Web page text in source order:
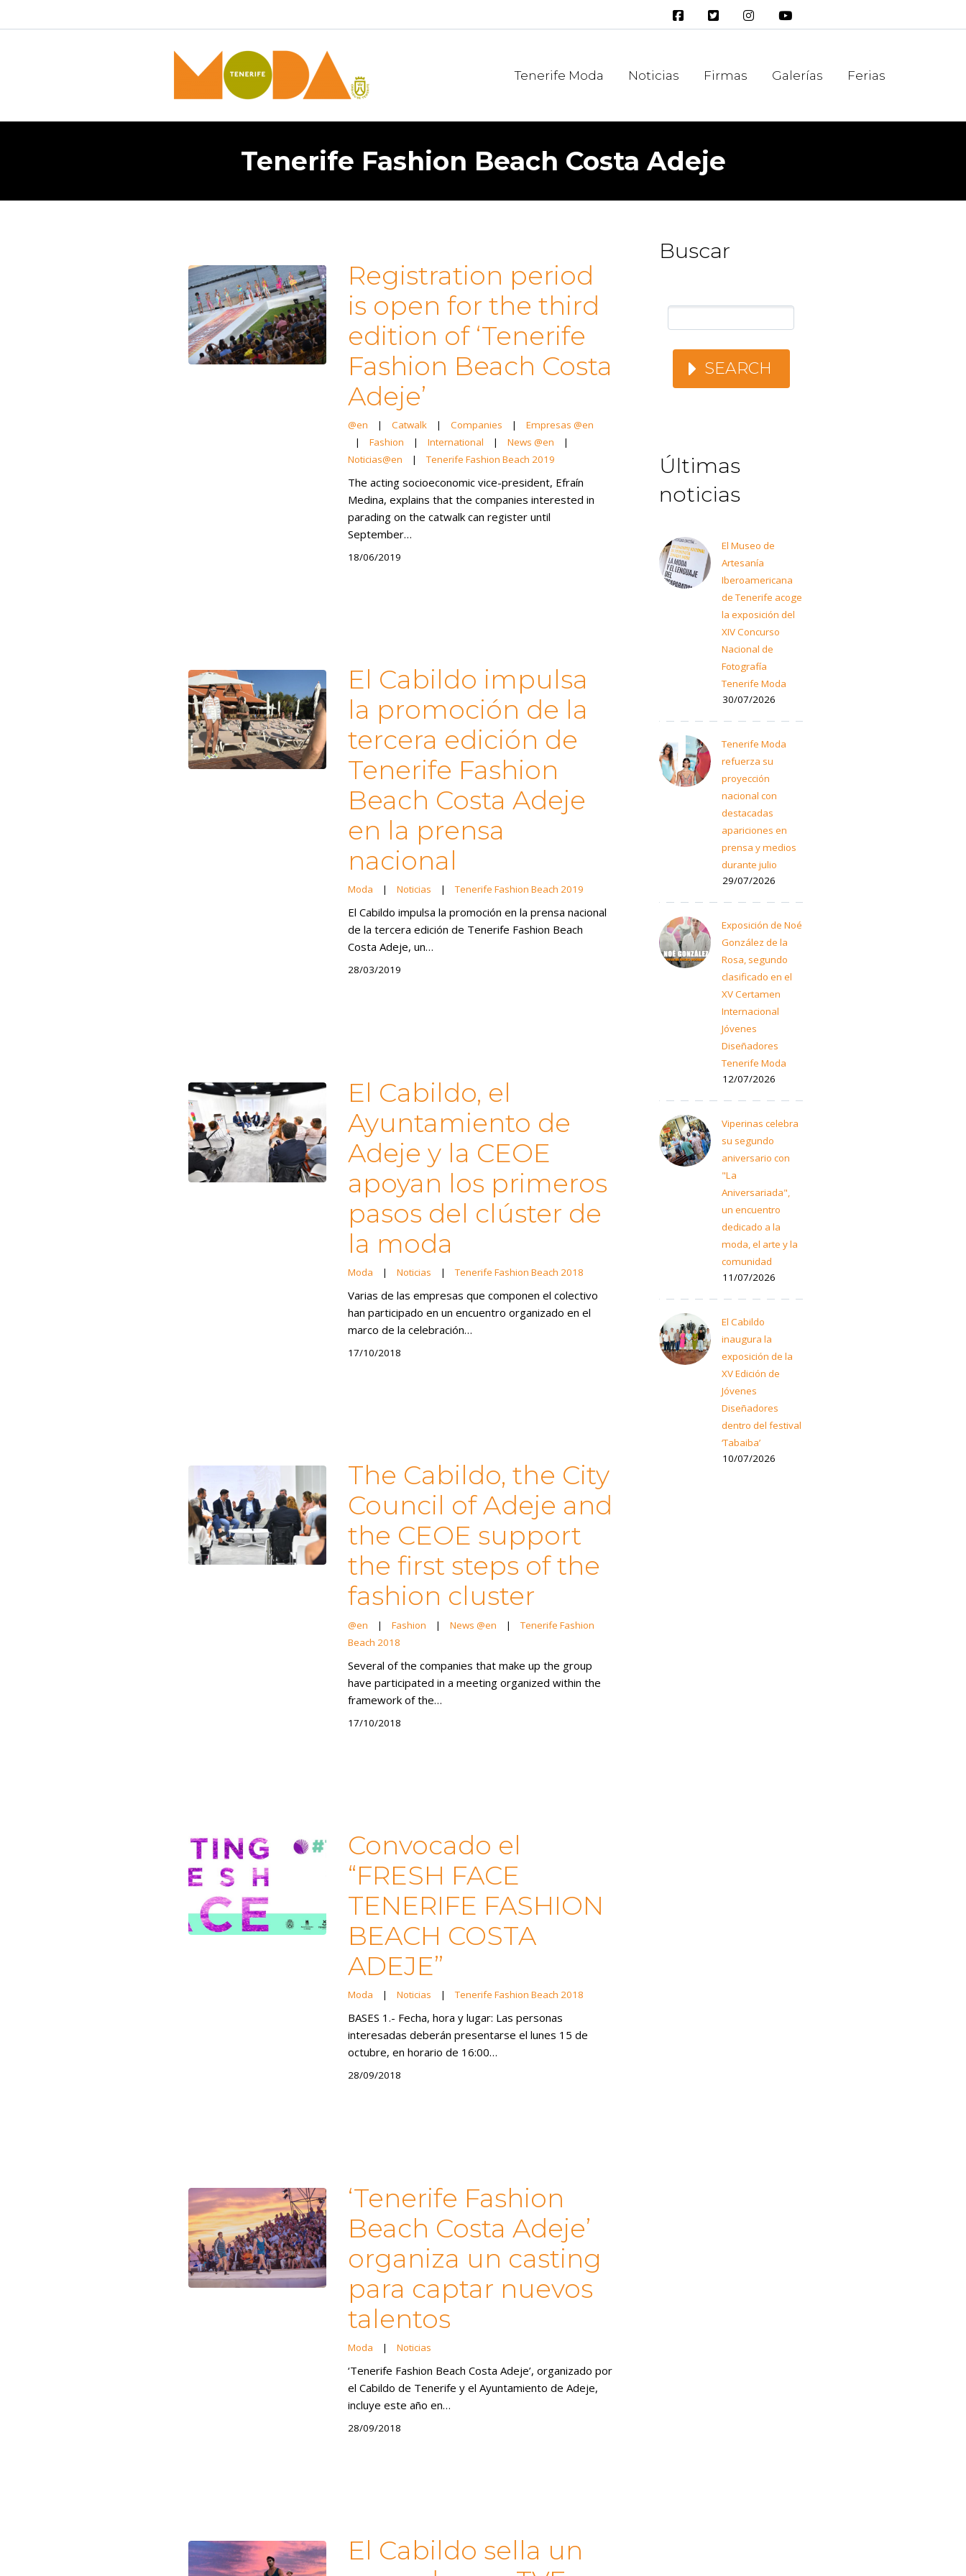
Tenerife Moda Noticias Firmas Galerías Ferias
Tenerife Fashion Beach Costa Adeje
Registration period
is open for the third
edition of ‘Tenerife
Fashion Beach Costa
Adeje’
@en | Catwalk | Companies |
Empresas @en
|
Fashion | International | News @en
|
Noticias@en
| Tenerife Fashion Beach 2019
The acting socioeconomic vice-president, Efraín
Medina, explains that the companies interested in
parading on the catwalk can register until
September…
18/06/2019
El Cabildo impulsa
la promoción de la
tercera edición de
Tenerife Fashion
Beach Costa Adeje
en la prensa
nacional
Moda | Noticias | Tenerife Fashion Beach 2019
El Cabildo impulsa la promoción en la prensa nacional
de la tercera edición de Tenerife Fashion Beach
Costa Adeje, un…
28/03/2019
El Cabildo, el
Ayuntamiento de
Adeje y la CEOE
apoyan los primeros
pasos del clúster de
la moda
Moda | Noticias | Tenerife Fashion Beach 2018
Varias de las empresas que componen el colectivo
han participado en un encuentro organizado en el
marco de la celebración…
17/10/2018
The Cabildo, the City
Council of Adeje and
the CEOE support
the first steps of the
fashion cluster
@en | Fashion | News @en |
Tenerife Fashion
Beach 2018
Several of the companies that make up the group
have participated in a meeting organized within the
framework of the…
17/10/2018
Convocado el
“FRESH FACE
TENERIFE FASHION
BEACH COSTA
ADEJE”
Moda | Noticias | Tenerife Fashion Beach 2018
BASES 1.- Fecha, hora y lugar: Las personas
interesadas deberán presentarse el lunes 15 de
octubre, en horario de 16:00…
28/09/2018
‘Tenerife Fashion
Beach Costa Adeje’
organiza un casting
para captar nuevos
talentos
Moda | Noticias
‘Tenerife Fashion Beach Costa Adeje’, organizado por
el Cabildo de Tenerife y el Ayuntamiento de Adeje,
incluye este año en…
28/09/2018
El Cabildo sella un
Buscar
SEARCH
Últimas
noticias
El Museo de
Artesanía
Iberoamericana
de Tenerife acoge
la exposición del
XIV Concurso
Nacional de
Fotografía
Tenerife Moda
30/07/2026
Tenerife Moda
refuerza su
proyección
nacional con
destacadas
apariciones en
prensa y medios
durante julio
29/07/2026
Exposición de Noé
González de la
Rosa, segundo
clasificado en el
XV Certamen
Internacional
Jóvenes
Diseñadores
Tenerife Moda
12/07/2026
Viperinas celebra
su segundo
aniversario con
"La
Aniversariada",
un encuentro
dedicado a la
moda, el arte y la
comunidad
11/07/2026
El Cabildo
inaugura la
exposición de la
XV Edición de
Jóvenes
Diseñadores
dentro del festival
‘Tabaiba’
10/07/2026